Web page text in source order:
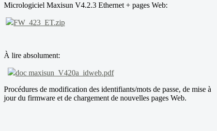
Micrologiciel Maxisun V4.2.3 Ethernet + pages Web:
FW_423_ET.zip
À lire absolument:
doc maxisun_V420a_idweb.pdf
Procédures de modification des identifiants/mots de passe, de mise à
jour du firmware et de chargement de nouvelles pages Web.